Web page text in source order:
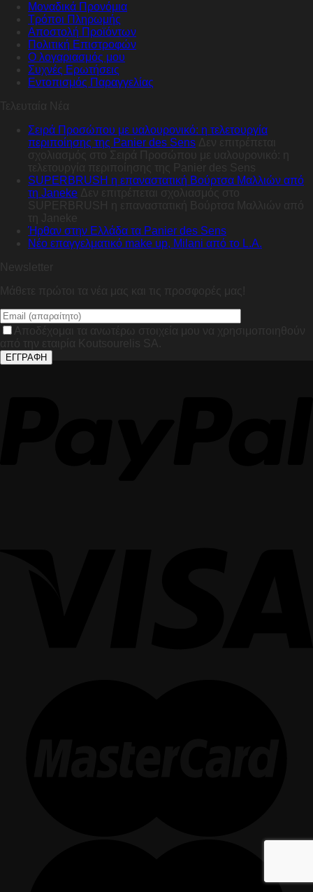
Μοναδικά Προνόμια
Τρόποι Πληρωμής
Αποστολή Προϊόντων
Πολιτική Επιστροφών
Ο λογαριασμός μου
Συχνές Ερωτήσεις
Εντοπισμός Παραγγελίας
Τελευταία Νέα
Σειρά Προσώπου με υαλουρονικό: η τελετουργία
περιποίησης της Panier des Sens Δεν επιτρέπεται
σχολιασμός
στο Σειρά Προσώπου με υαλουρονικό: η
τελετουργία περιποίησης της Panier des Sens
SUPERBRUSH η επαναστατική Βούρτσα Μαλλιών από
τη Janeke Δεν επιτρέπεται σχολιασμός
SUPERBRUSH η επαναστατική Βούρτσα Μαλλιών από
τη Janeke
Ήρθαν στην Ελλάδα τα Panier des Sens
Nέο επαγγελματικό make up, Milani από το L.A.
Newsletter
Μάθετε πρώτοι τα νέα μας και τις προσφορές μας!
Αποδέχομαι τα ανωτέρω στοιχεία μου να χρησιμοποιηθούν
από την εταιρία Koutsourelis SA.